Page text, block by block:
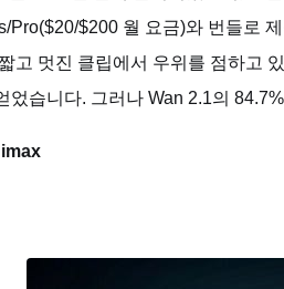
Pro($20/$200 월 요금)와 번들로
고 멋진 클립에서 우위를 점하고
었습니다. 그러나 Wan 2.1의